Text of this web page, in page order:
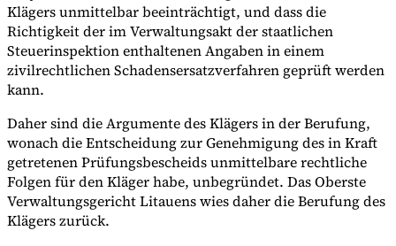
Klägers unmittelbar beeinträchtigt, und dass die
Richtigkeit der im Verwaltungsakt der staatlichen
Steuerinspektion enthaltenen Angaben in einem
zivilrechtlichen Schadensersatzverfahren geprüft werden
kann.
Daher sind die Argumente des Klägers in der Berufung,
wonach die Entscheidung zur Genehmigung des in Kraft
getretenen Prüfungsbescheids unmittelbare rechtliche
Folgen für den Kläger habe, unbegründet. Das Oberste
Verwaltungsgericht Litauens wies daher die Berufung des
Klägers zurück.